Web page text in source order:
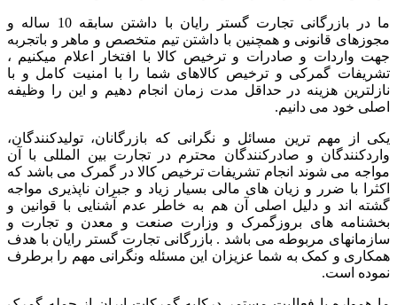
ما در بازرگانی تجارت گستر رایان با داشتن سابقه 10 ساله و
مجوزهای قانونی و همچنین با داشتن تیم متخصص و ماهر و باتجربه
جهت واردات و صادرات و ترخیص کالا با افتخار اعلام میکنیم ،
تشریفات گمرکی و ترخیص کالاهای شما را با امنیت کامل و با
نازلترین هزینه در حداقل مدت زمان انجام دهیم و این را وظیفه
اصلی خود می دانیم.
یکی از مهم ترین مسائل و نگرانی که بازرگانان، تولیدکنندگان،
واردکنندگان و صادرکنندگان محترم در تجارت بین المللی با آن
مواجه می شوند انجام تشریفات ترخیص کالا در گمرک می باشد که
اکثرا با ضرر و زیان های مالی بسیار زیاد و جبران ناپذیری مواجه
گشته اند و دلیل اصلی آن هم به خاطر عدم آشنایی با قوانین و
بخشنامه های بروزگمرک و وزارت صنعت و معدن و تجارت و
سازمانهای مربوطه می باشد . بازرگانی تجارت گستر رایان با هدف
همکاری و کمک به شما عزیزان این مسئله ونگرانی مهم را برطرف
نموده است.